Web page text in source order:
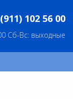
102 56 00
Сб-Вс: выходные